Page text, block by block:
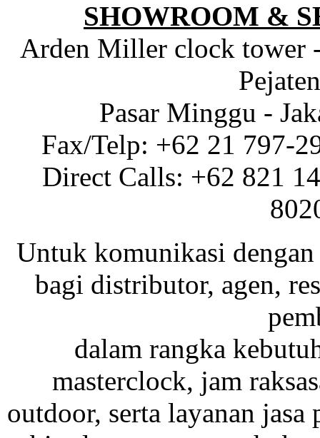
SHOWROOM &
Arden Miller clock tower
Pasar Minggu -
Fax/Telp: +62 21 797-
Direct Calls: +62 821
Untuk komunikasi dengan
bagi distributor, agen,
dalam rangka
masterclock, jam
outdoor, serta layanan